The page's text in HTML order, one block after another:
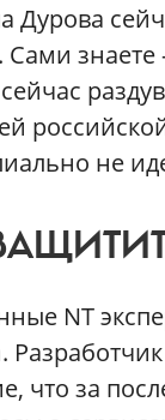
Дурова
Сами
не
NT
что за